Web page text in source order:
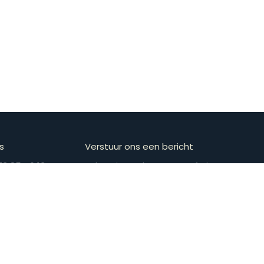
​8​5​ ​4​6​ ​1​3
Verstuur ons een bericht
​​​​​​​​​​​​​​​​​​​​​​​​​​​​s​e​b​a​s​t​i​e​n​@​v​l​o​e​t​-​p​e​r​m​a​f​r​u​it​.​c​o​m